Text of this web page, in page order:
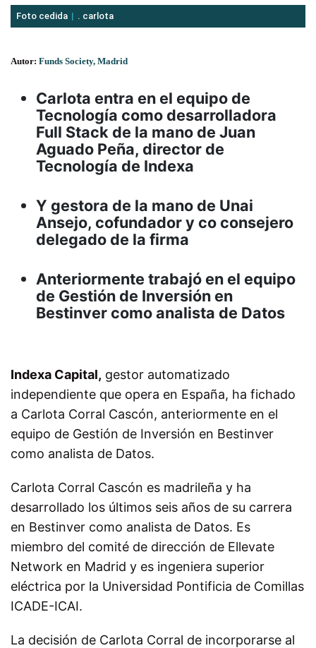
Foto cedida . carlota
Autor: Funds Society, Madrid
Carlota entra en el equipo de
Tecnología como desarrolladora
Full Stack de la mano de Juan
Aguado Peña, director de
Tecnología de Indexa
Y gestora de la mano de Unai
Ansejo, cofundador y co consejero
delegado de la firma
Anteriormente trabajó en el equipo
de Gestión de Inversión en
Bestinver como analista de Datos
Indexa Capital, gestor automatizado
independiente que opera en España, ha fichado
a Carlota Corral Cascón, anteriormente en el
equipo de Gestión de Inversión en Bestinver
como analista de Datos.
Carlota Corral Cascón es madrileña y ha
desarrollado los últimos seis años de su carrera
en Bestinver como analista de Datos. Es
miembro del comité de dirección de Ellevate
Network en Madrid y es ingeniera superior
eléctrica por la Universidad Pontificia de Comillas
ICADE-ICAI.
La decisión de Carlota Corral de incorporarse al